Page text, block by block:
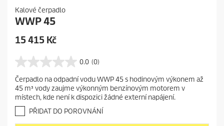
Kalové čerpadlo
WWP 45
C
r
r
e
n
t
p
15 415 Kč
0.0 (0)
0
.
0
z
5
Čerpadlo na odpadní vodu WWP 45 s hodinovým výkonem až
45 m³ vody zaujme výkonným benzínovým motorem v
místech, kde není k dispozici žádné externí napájení.
PŘIDAT DO POROVNÁNÍ